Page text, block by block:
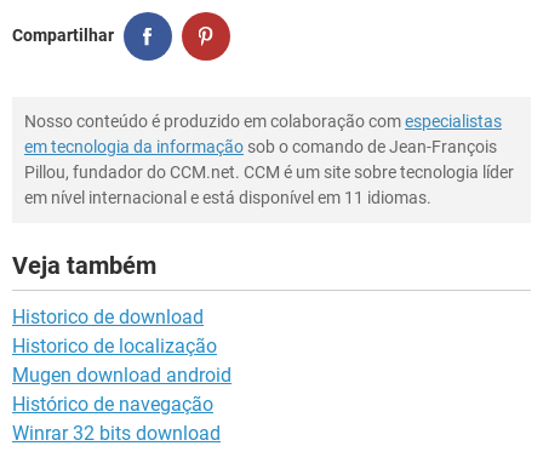
Compartilhar
Nosso conteúdo é produzido em colaboração comespecialistas
em tecnologia da informação sob o comando de Jean-François
Pillou, fundador do CCM.net. CCM é um site sobre tecnologia líder
em nível internacional e está disponível em 11 idiomas.
Veja também
Historico de download
Historico de localização
Mugen download android
Histórico de navegação
Winrar 32 bits download